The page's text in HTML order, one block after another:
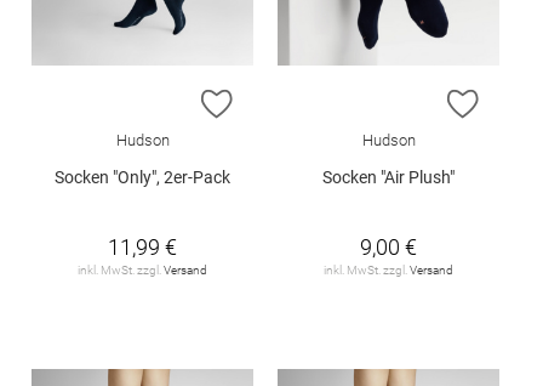
ZUR WUNSCHLISTE HINZUFÜGEN
Hudson
Socken "Only", 2er-Pack
11,99 €
inkl. MwSt. zzgl.Versand
ZUR
Hudson
Socken "Air Plush"
9,00 €
inkl. MwSt. zzgl.Versand